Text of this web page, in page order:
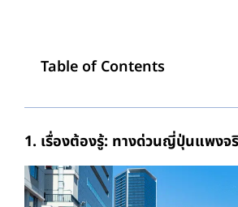
Table of Contents
1. เรื่องต้องรู้: ทางด่วนญี่ปุ่นแพงจ